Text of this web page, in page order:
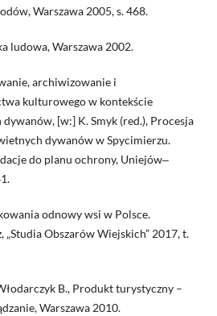
Warszawa 2005, s. 468.
ludowa, Warszawa 2002.
archiwizowanie i
kulturowego w kontekście
[w:] K. Smyk (red.), Procesja
dywanów w Spycimierzu.
do planu ochrony, Uniejów‒
odnowy wsi w Polsce.
„Studia Obszarów Wiejskich” 2017, t.
B., Produkt turystyczny –
Warszawa 2010.